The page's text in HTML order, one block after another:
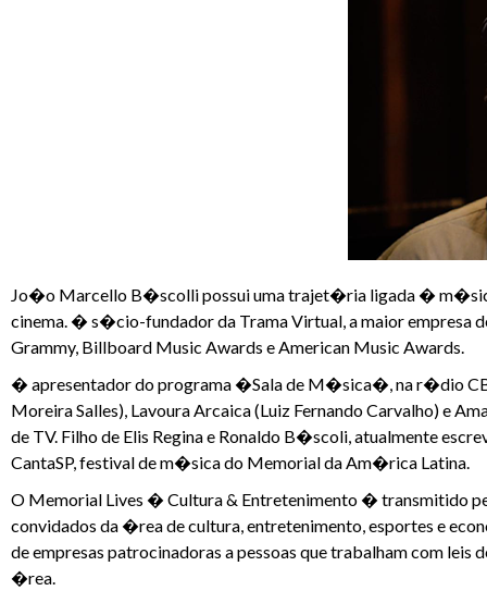
Jo�o Marcello B�scolli possui uma trajet�ria ligada �
cinema. � s�cio-fundador da Trama Virtual, a maior
Grammy, Billboard Music Awards e American Music Awards.
� apresentador do programa �Sala de M�sica�, na r�dio
Moreira Salles), Lavoura Arcaica (Luiz Fernando Carvalho) e
de TV. Filho de Elis Regina e Ronaldo B�scoli, atualmente
CantaSP, festival de m�sica do Memorial da Am�rica Latina.
O Memorial Lives � Cultura & Entretenimento � transmitido
convidados da �rea de cultura, entretenimento, esportes e
de empresas patrocinadoras a pessoas que trabalham com
�rea.